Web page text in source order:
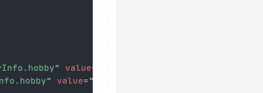
" value=
" value="